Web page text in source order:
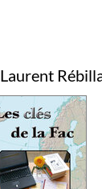
Laurent